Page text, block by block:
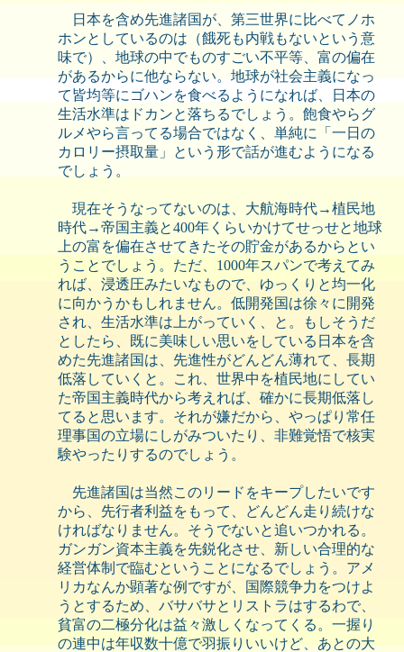
日本を含め先進諸国が、第三世界に比べてノホ
ホンとしているのは（餓死も内戦もないという意
味で）、地球の中でものすごい不平等、富の偏在
があるからに他ならない。地球が社会主義になっ
て皆均等にゴハンを食べるようになれば、日本の
生活水準はドカンと落ちるでしょう。飽食やらグ
ルメやら言ってる場合ではなく、単純に「一日の
カロリー摂取量」という形で話が進むようになる
でしょう。
現在そうなってないのは、大航海時代→植民地
時代→帝国主義と400年くらいかけてせっせと地球
上の富を偏在させてきたその貯金があるからとい
うことでしょう。ただ、1000年スパンで考えてみ
れば、浸透圧みたいなもので、ゆっくりと均一化
に向かうかもしれません。低開発国は徐々に開発
され、生活水準は上がっていく、と。もしそうだ
としたら、既に美味しい思いをしている日本を含
めた先進諸国は、先進性がどんどん薄れて、長期
低落していくと。これ、世界中を植民地にしてい
た帝国主義時代から考えれば、確かに長期低落し
てると思います。それが嫌だから、やっぱり常任
理事国の立場にしがみついたり、非難覚悟で核実
験やったりするのでしょう。
先進諸国は当然このリードをキープしたいです
から、先行者利益をもって、どんどん走り続けな
ければなりません。そうでないと追いつかれる。
ガンガン資本主義を先鋭化させ、新しい合理的な
経営体制で臨むということになるでしょう。アメ
リカなんか顕著な例ですが、国際競争力をつけよ
うとするため、バサバサとリストラはするわで、
貧富の二極分化は益々激しくなってくる。一握り
の連中は年収数十億で羽振りいいけど、あとの大